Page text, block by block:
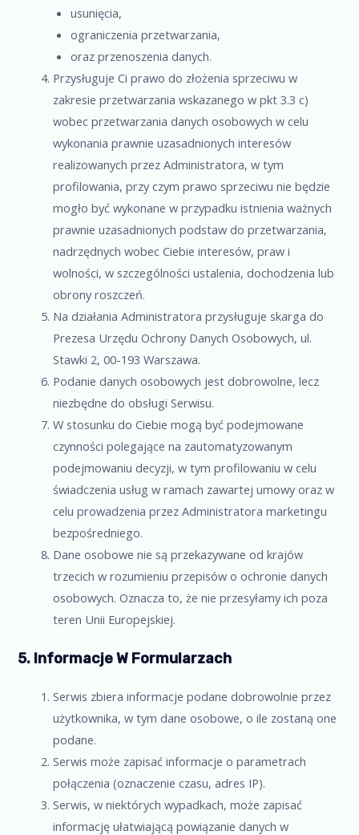
usunięcia,
ograniczenia przetwarzania,
oraz przenoszenia danych.
Przysługuje Ci prawo do złożenia sprzeciwu w
zakresie przetwarzania wskazanego w pkt 3.3 c)
wobec przetwarzania danych osobowych w celu
wykonania prawnie uzasadnionych interesów
realizowanych przez Administratora, w tym
profilowania, przy czym prawo sprzeciwu nie będzie
mogło być wykonane w przypadku istnienia ważnych
prawnie uzasadnionych podstaw do przetwarzania,
nadrzędnych wobec Ciebie interesów, praw i
wolności, w szczególności ustalenia, dochodzenia lub
obrony roszczeń.
Na działania Administratora przysługuje skarga do
Prezesa Urzędu Ochrony Danych Osobowych, ul.
Stawki 2, 00-193 Warszawa.
Podanie danych osobowych jest dobrowolne, lecz
niezbędne do obsługi Serwisu.
W stosunku do Ciebie mogą być podejmowane
czynności polegające na zautomatyzowanym
podejmowaniu decyzji, w tym profilowaniu w celu
świadczenia usług w ramach zawartej umowy oraz w
celu prowadzenia przez Administratora marketingu
bezpośredniego.
Dane osobowe nie są przekazywane od krajów
trzecich w rozumieniu przepisów o ochronie danych
osobowych. Oznacza to, że nie przesyłamy ich poza
teren Unii Europejskiej.
5. Informacje W Formularzach
Serwis zbiera informacje podane dobrowolnie przez
użytkownika, w tym dane osobowe, o ile zostaną one
podane.
Serwis może zapisać informacje o parametrach
połączenia (oznaczenie czasu, adres IP).
Serwis, w niektórych wypadkach, może zapisać
informację ułatwiającą powiązanie danych w